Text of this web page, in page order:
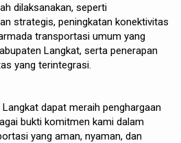
dilaksanakan, seperti
strategis, peningkatan konektivitas
transportasi umum yang
Langkat, serta penerapan
yang terintegrasi.
dapat meraih penghargaan
bukti komitmen kami dalam
yang aman, nyaman, dan